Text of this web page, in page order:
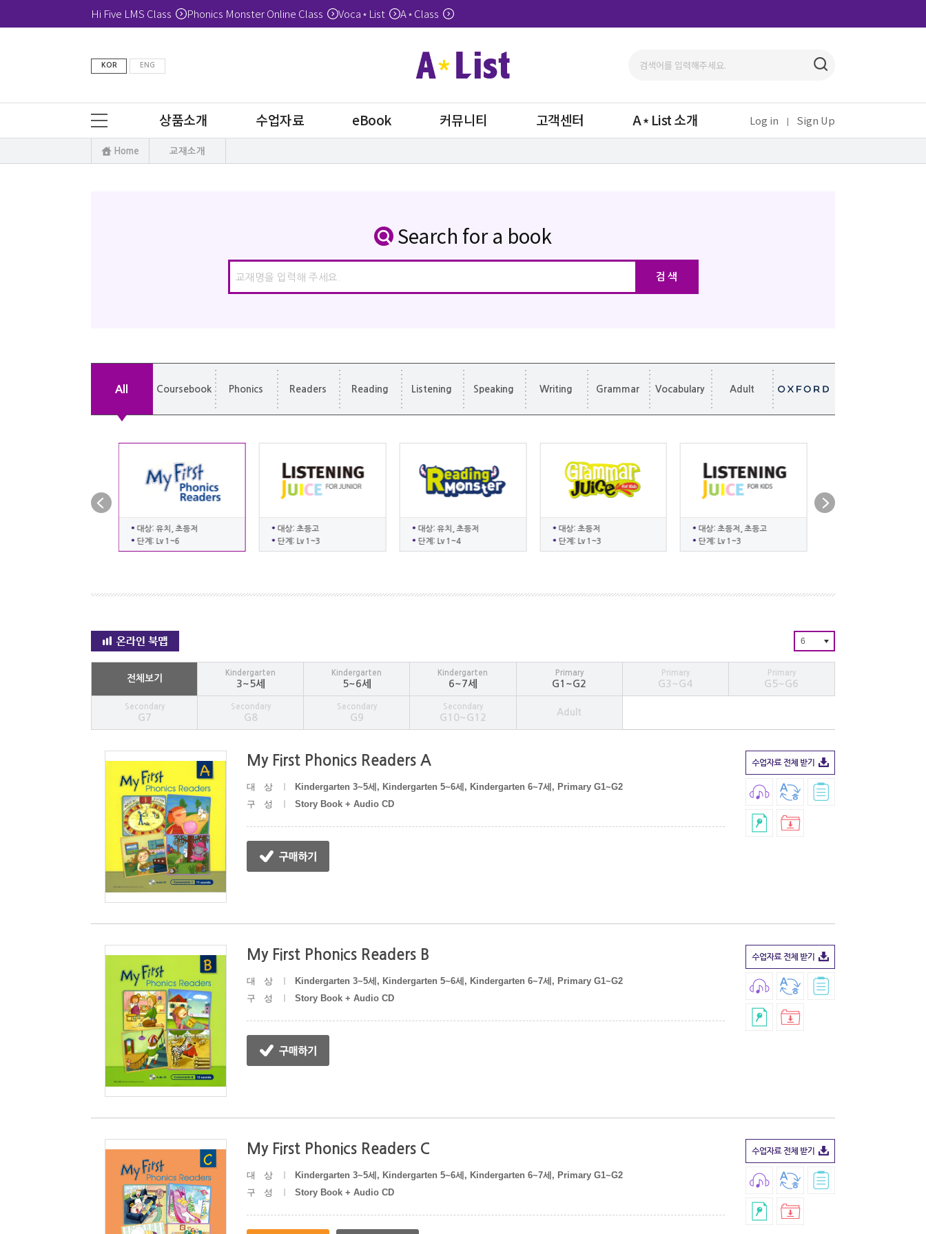
Hi Five LMS Class Phonics Monster Online Class Voca* List A*Class
KOR ENG
상품소개 수업자료 eBook 커뮤니티 고객센터 A List 소개 Log in Sign Up
Home 교재소개
Search for a book
All Coursebook Phonics Readers Reading Listening Speaking Writing Grammar Vocabulary Adult
대상: 유치, 초등저
단계: Lv 1~6
대상: 초등고
단계: Lv 1~3
대상: 유치, 초등저
단계: Lv 1~4
대상: 초등저
단계: Lv 1~3
대상: 초등저, 초등고
단계: Lv 1~3
6
전체보기
Kindergarten
3~5세
Kindergarten
5~6세
Kindergarten
6~7세
Primary
G1~G2
Primary
G3~G4
Primary
G5~G6
Secondary
G7
Secondary
G8
Secondary
G9
Secondary
G10~G12
Adult
My First Phonics Readers A
대상
Kindergarten 3~5세, Kindergarten 5~6세, Kindergarten 6~7세, Primary G1~G2
구성
Story Book + Audio CD
My First Phonics Readers B
대상
Kindergarten 3~5세, Kindergarten 5~6세, Kindergarten 6~7세, Primary G1~G2
구성
Story Book + Audio CD
My First Phonics Readers C
대상
Kindergarten 3~5세, Kindergarten 5~6세, Kindergarten 6~7세, Primary G1~G2
구성
Story Book + Audio CD